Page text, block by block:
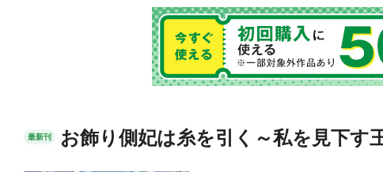
最新刊 お飾り側妃は糸を引く～私を見下す